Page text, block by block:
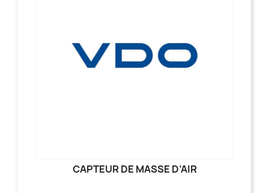
CAPTEUR DE MASSE D’AIR